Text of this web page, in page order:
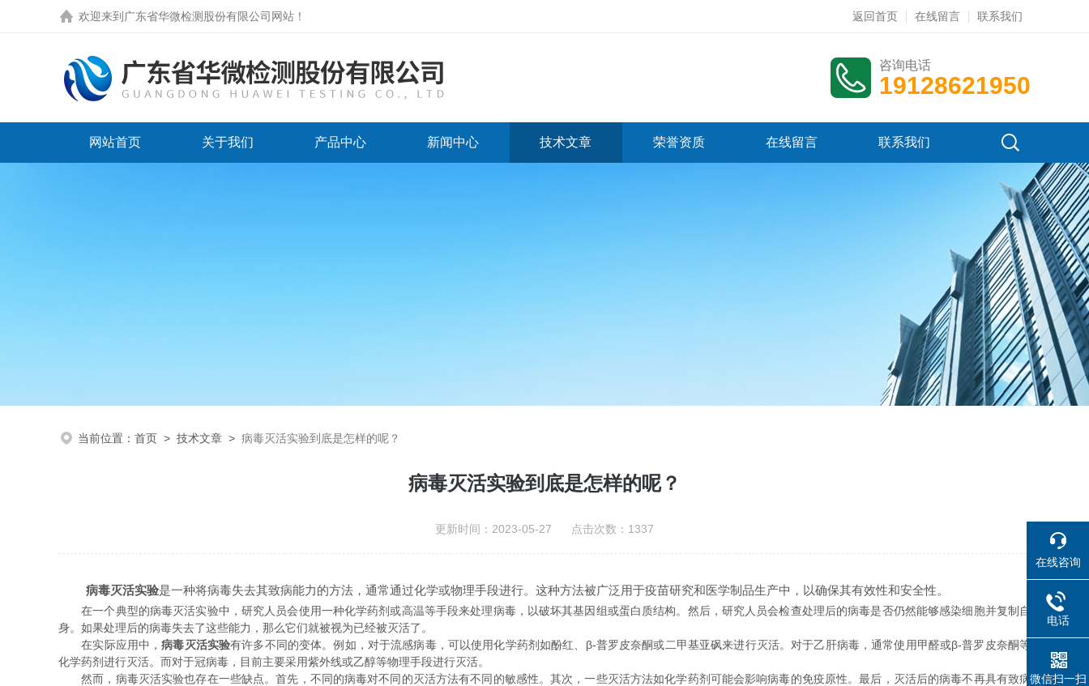
欢迎来到 广东省华微检测股份有限公司网站 ！ 返回首页 在线留言 联系我们
咨询电话
19128621950
网站首页 关于我们 产品中心 新闻中心 技术文章 荣誉资质 在线留言 联系我们
当前位置： 首页 > 技术文章 > 病毒灭活实验到底是怎样的呢？
病毒灭活实验到底是怎样的呢？
更新时间：2023-05-27 点击次数：1337
病毒灭活实验是一种将病毒失去其致病能力的方法，通常通过化学或物理手段进行。这种方法被广泛用于疫苗研究和医学制品生产中，以确保其有效性和安全性。
在一个典型的病毒灭活实验中，研究人员会使用一种化学药剂或高温等手段来处理病毒，以破坏其基因组或蛋白质结构。然后，研究人员会检查处理后的病毒是否仍然能够感染细胞并复制自
身。如果处理后的病毒失去了这些能力，那么它们就被视为已经被灭活了。
在实际应用中，病毒灭活实验有许多不同的变体。例如，对于流感病毒，可以使用化学药剂如酚红、β-普罗皮奈酮或二甲基亚砜来进行灭活。对于乙肝病毒，通常使用甲醛或β-普罗皮奈酮等
化学药剂进行灭活。而对于冠病毒，目前主要采用紫外线或乙醇等物理手段进行灭活。
然而，病毒灭活实验也存在一些缺点。首先，不同的病毒对不同的灭活方法有不同的敏感性。其次，一些灭活方法如化学药剂可能会影响病毒的免疫原性。最后，灭活后的病毒不再具有致病
在线咨询
电话
微信扫一扫